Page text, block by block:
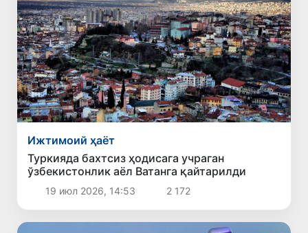
Ижтимоий ҳаёт
Туркияда бахтсиз ҳодисага учраган
ўзбекистонлик аёл Ватанга қайтарилди
19 июл 2026, 14:53 2 172